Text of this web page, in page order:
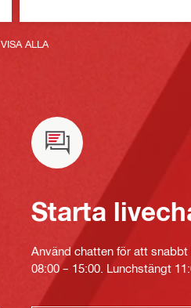
VISA ALLA
Starta
Använd chatten för att
08:00 – 15:00. Lunchstängt